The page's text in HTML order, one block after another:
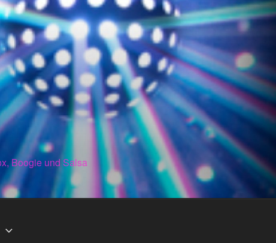
Boogie und Salsa